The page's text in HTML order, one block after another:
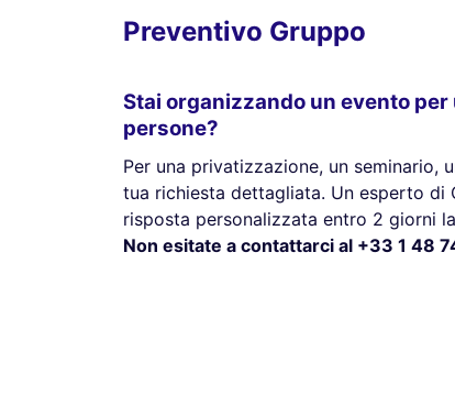
Preventivo Gruppo
Stai organizzando un evento
persone?
Per una privatizzazione, un seminario,
tua richiesta dettagliata. Un esperto di
risposta personalizzata entro 2 giorni
Non esitate a contattarci al +33 1 48